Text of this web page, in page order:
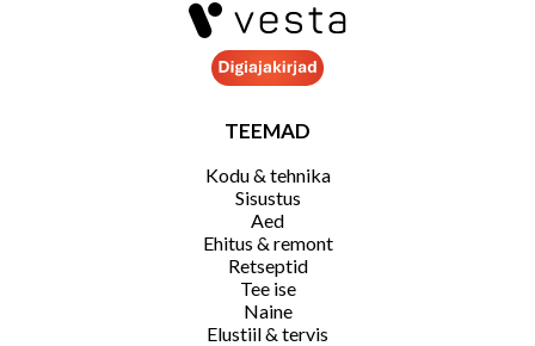
TEEMAD
Kodu & tehnika
Sisustus
Aed
Ehitus & remont
Retseptid
Tee ise
Naine
Elustiil & tervis